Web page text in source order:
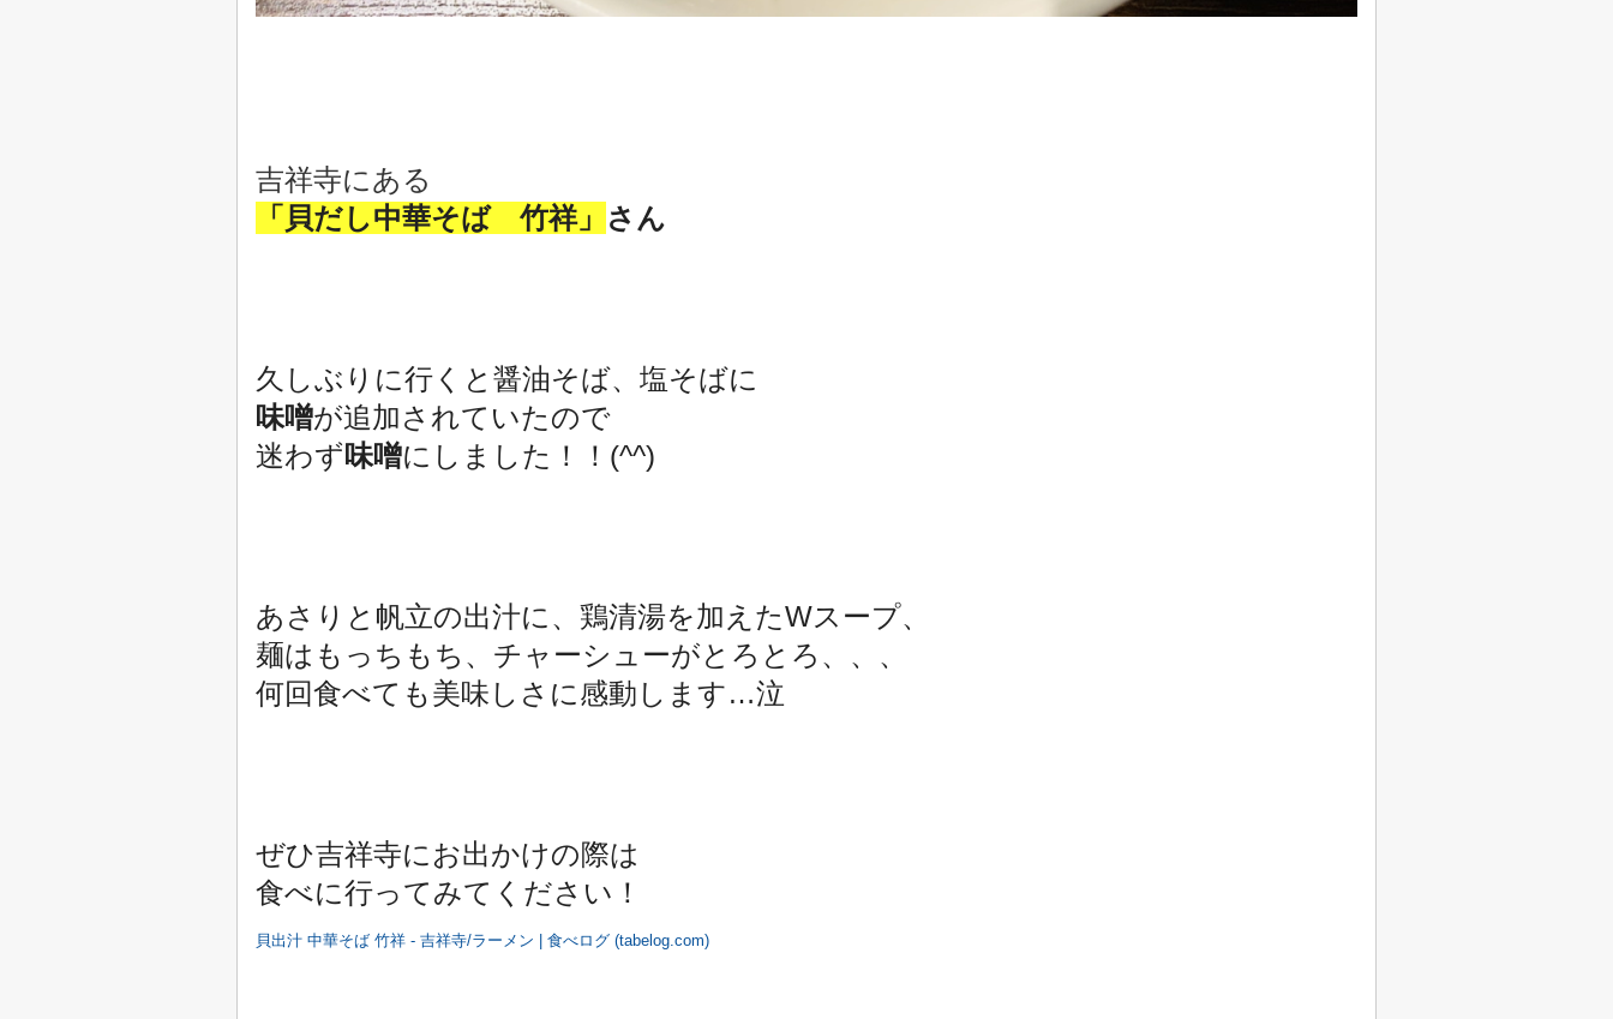
吉祥寺にある
「貝だし中華そば 竹祥」 さん
久しぶりに行くと醤油そば、塩そばに
味噌が追加されていたので
迷わず味噌にしました！！(^^)
あさりと帆立の出汁に、鶏清湯を加えたWスープ、
麺はもっちもち、チャーシューがとろとろ、、、
何回食べても美味しさに感動します…泣
ぜひ吉祥寺にお出かけの際は
食べに行ってみてください！
貝出汁 中華そば 竹祥 - 吉祥寺/ラーメン | 食べログ (tabelog.com)